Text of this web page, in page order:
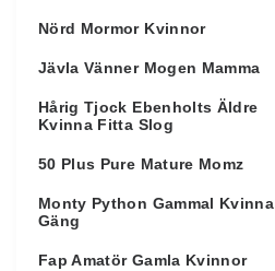
Nörd Mormor Kvinnor
Jävla Vänner Mogen Mamma
Hårig Tjock Ebenholts Äldre
Kvinna Fitta Slog
50 Plus Pure Mature Momz
Monty Python Gammal Kvinna
Gäng
Fap Amatör Gamla Kvinnor